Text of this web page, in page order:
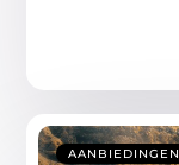
AANBIEDINGEN